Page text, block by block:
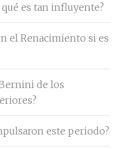
es tan influyente?
el Renacimiento si es
de los
este periodo?